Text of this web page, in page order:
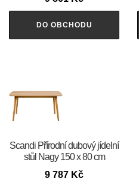
DO OBCHODU
Scandi Přírodní dubový jídelní
stůl Nagy 150 x 80 cm
9 787 Kč